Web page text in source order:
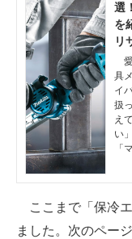
選
を
リ
愛
具
イ
扱
え
い
「
ここまで「保冷
ました。次のペー